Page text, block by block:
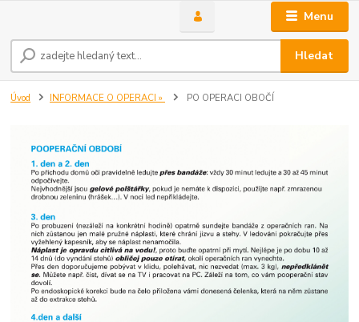
Menu
Hledat
Úvod INFORMACE O OPERACI » PO OPERACI OBOČÍ